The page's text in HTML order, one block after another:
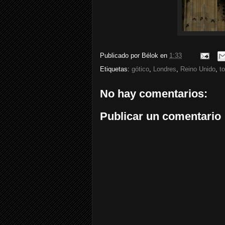
Publicado por Bélok en 1:33
Etiquetas: gótico Londres Reino Unido
No hay comentarios:
Publicar un comentario